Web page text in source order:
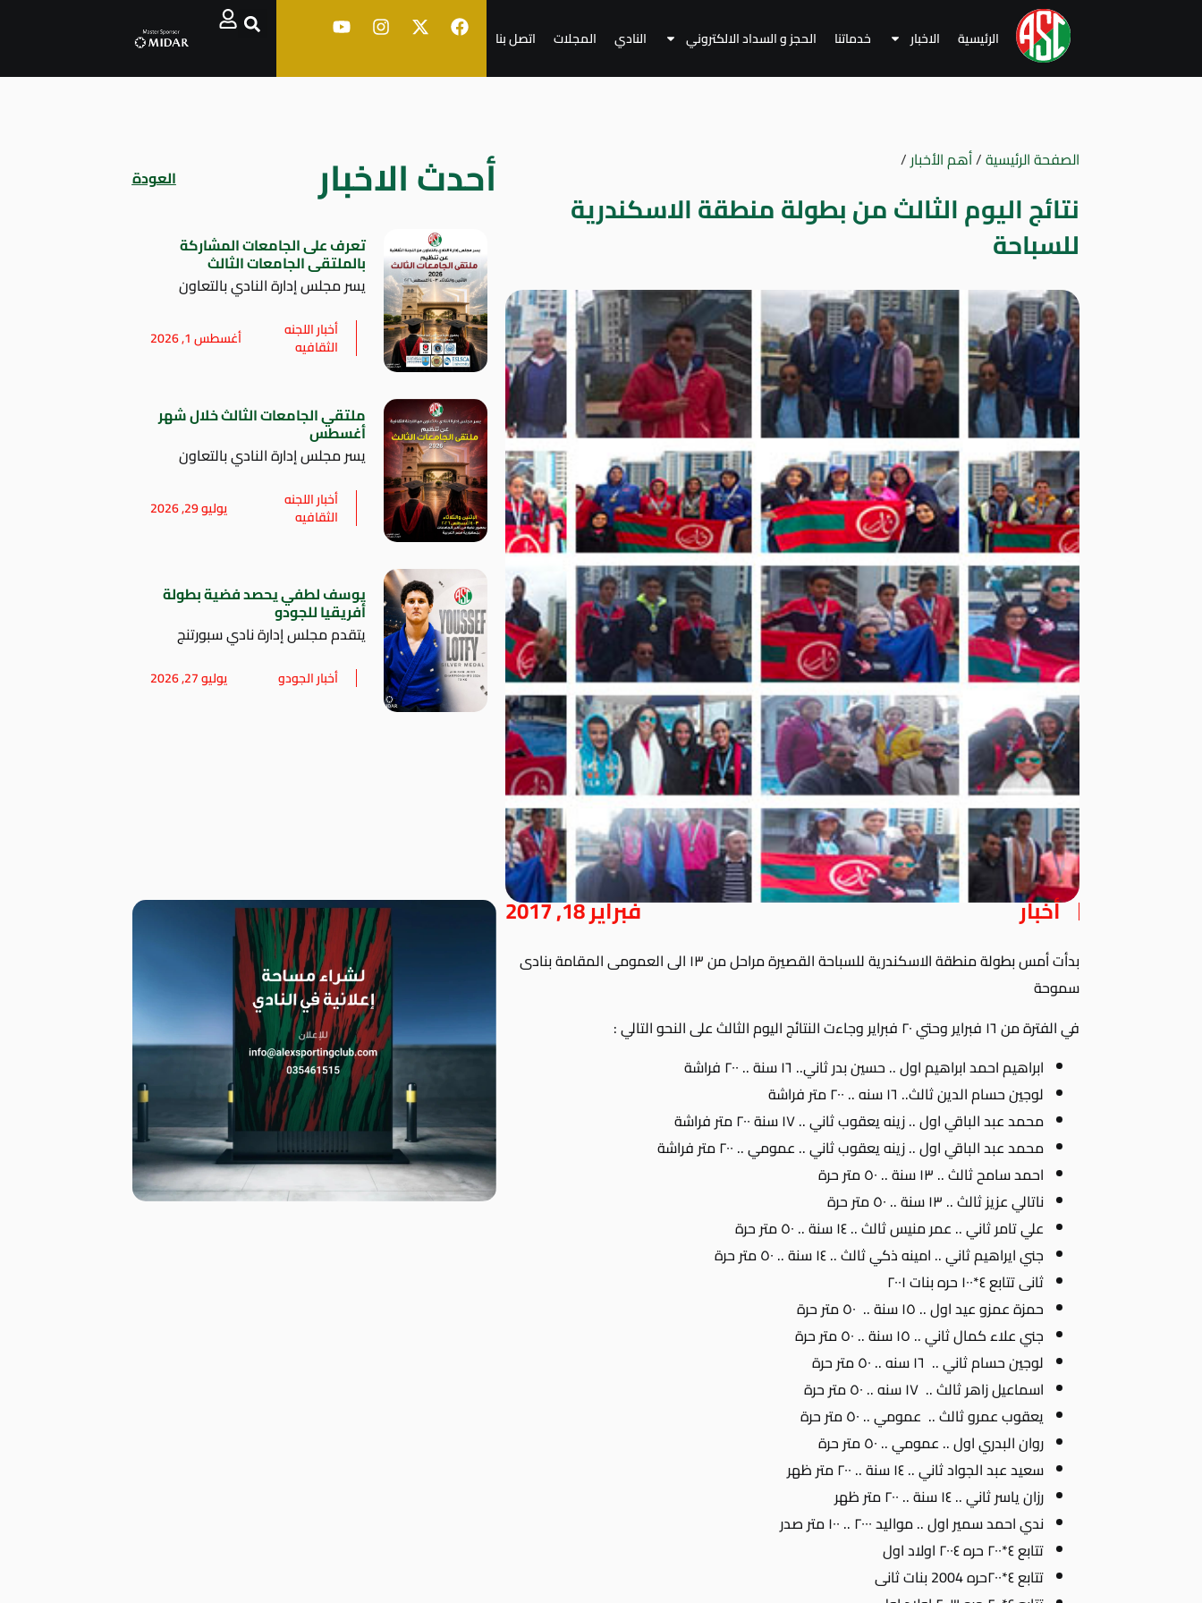
الرئيسية الاخبار خدماتنا الحجز و السداد الالكتروني النادي المجلات اتصل بنا
الصفحة الرئيسية/أهم الأخبار/
نتائج اليوم الثالث من بطولة منطقة الاسكندرية
للسباحة
أخبار فبراير 18, 2017
بدأت أمس بطولة منطقة الاسكندرية للسباحة القصيرة مراحل من ١٣ الى العمومى المقامة بنادى
سموحة
في الفترة من ١٦ فبراير وحتي ٢٠ فبراير وجاءت النتائج اليوم الثالث على النحو التالي :
ابراهيم احمد ابراهيم اول .. حسين بدر ثاني.. ١٦ سنة .. ٢٠٠ فراشة
لوجين حسام الدين ثالث.. ١٦ سنه .. ٢٠٠ متر فراشة
محمد عبد الباقي اول .. زينه يعقوب ثاني .. ١٧ سنة ٢٠٠ متر فراشة
محمد عبد الباقي اول .. زينه يعقوب ثاني .. عمومي .. ٢٠٠ متر فراشة
احمد سامح ثالث .. ١٣ سنة .. ٥٠ متر حرة
ناتالي عزيز ثالث .. ١٣ سنة .. ٥٠ متر حرة
علي تامر ثاني .. عمر منيس ثالث .. ١٤ سنة .. ٥٠ متر حرة
جني ايراهيم ثاني .. امينه ذكي ثالث .. ١٤ سنة .. ٥٠ متر حرة
ثانى تتابع ٤*١٠٠ حره بنات ٢٠٠١
حمزة عمزو عيد اول .. ١٥ سنة .. ٥٠ متر حرة
جني علاء كمال ثاني .. ١٥ سنة .. ٥٠ متر حرة
لوجين حسام ثاني .. ١٦ سنه .. ٥٠ متر حرة
اسماعيل زاهر ثالث .. ١٧ سنه .. ٥٠ متر حرة
يعقوب عمرو ثالث .. عمومي .. ٥٠ متر حرة
روان البدري اول .. عمومي .. ٥٠ متر حرة
سعيد عبد الجواد ثاني .. ١٤ سنة .. ٢٠٠ متر ظهر
رزان ياسر ثاني .. ١٤ سنة .. ٢٠٠ متر ظهر
ندي احمد سمير اول .. مواليد ٢٠٠٠ .. ١٠٠ متر صدر
تتابع ٤*٢٠٠ حره ٢٠٠٤ اولاد اول
تتابع ٤*٢٠٠حره 2004 بنات ثانى
أحدث الاخبار العودة
تعرف على الجامعات المشاركة
بالملتقى الجامعات الثالث
يسر مجلس إدارة النادي بالتعاون
أخبار اللجنه
الثقافيه أغسطس 1, 2026
ملتقي الجامعات الثالث خلال شهر
أغسطس
يسر مجلس إدارة النادي بالتعاون
أخبار اللجنه
الثقافيه يوليو 29, 2026
يوسف لطفي يحصد فضية بطولة
أفريقيا للجودو
يتقدم مجلس إدارة نادي سبورتنج
أخبار الجودو يوليو 27, 2026